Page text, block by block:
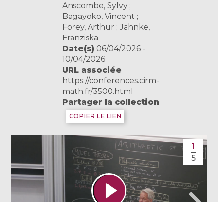
Anscombe, Sylvy ;
Bagayoko, Vincent ;
Forey, Arthur ; Jahnke,
Franziska
Date(s) 06/04/2026 -
10/04/2026
URL associée
https://conferences.cirm-
math.fr/3500.html
Partager la collection
COPIER LE LIEN
1
5